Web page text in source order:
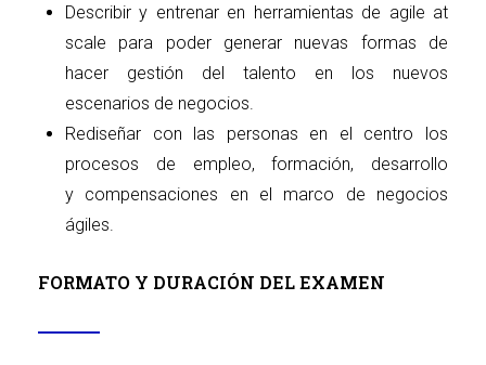
Describir y entrenar en herramientas de agile at
scale para poder generar nuevas formas de
hacer gestión del talento en los nuevos
escenarios de negocios.
Rediseñar con las personas en el centro los
procesos de empleo, formación, desarrollo
y compensaciones en el marco de negocios
ágiles.
FORMATO Y DURACIÓN DEL EXAMEN